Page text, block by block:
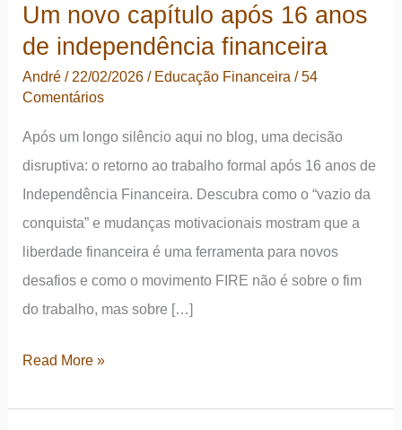
Um novo capítulo após 16 anos
de independência financeira
André/ 22/02/2026/ Educação Financeira /54
Comentários
Após um longo silêncio aqui no blog, uma decisão
disruptiva: o retorno ao trabalho formal após 16 anos de
Independência Financeira. Descubra como o “vazio da
conquista” e mudanças motivacionais mostram que a
liberdade financeira é uma ferramenta para novos
desafios e como o movimento FIRE não é sobre o fim
do trabalho, mas sobre […]
Um
Read More »